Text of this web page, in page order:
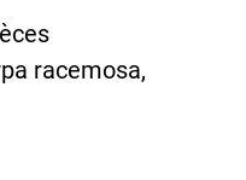
racemosa,